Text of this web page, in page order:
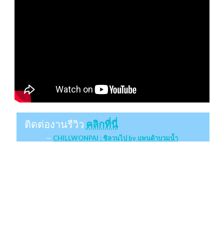
ติดต่องานรีวิว คลิกที่นี่
CHILLWONPAI : ชิลวนไป by แพนด้าบวมน้ำ